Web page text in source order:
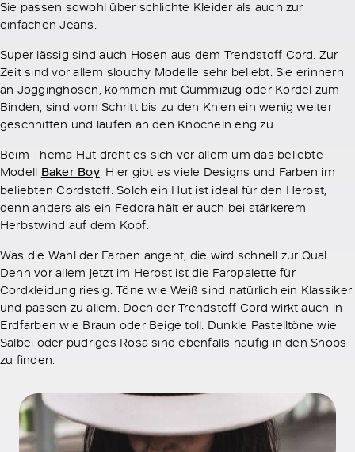
Sie passen sowohl über schlichte Kleider als auch zur
einfachen Jeans.
Super lässig sind auch Hosen aus dem Trendstoff Cord. Zur
Zeit sind vor allem slouchy Modelle sehr beliebt. Sie erinnern
an Jogginghosen, kommen mit Gummizug oder Kordel zum
Binden, sind vom Schritt bis zu den Knien ein wenig weiter
geschnitten und laufen an den Knöcheln eng zu.
Beim Thema Hut dreht es sich vor allem um das beliebte
Modell Baker Boy. Hier gibt es viele Designs und Farben im
beliebten Cordstoff. Solch ein Hut ist ideal für den Herbst,
denn anders als ein Fedora hält er auch bei stärkerem
Herbstwind auf dem Kopf.
Was die Wahl der Farben angeht, die wird schnell zur Qual.
Denn vor allem jetzt im Herbst ist die Farbpalette für
Cordkleidung riesig. Töne wie Weiß sind natürlich ein Klassiker
und passen zu allem. Doch der Trendstoff Cord wirkt auch in
Erdfarben wie Braun oder Beige toll. Dunkle Pastelltöne wie
Salbei oder pudriges Rosa sind ebenfalls häufig in den Shops
zu finden.